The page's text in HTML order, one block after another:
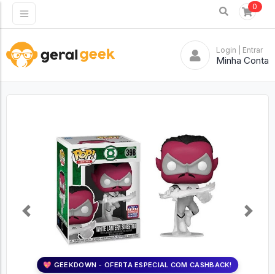
0
Login | Entrar
Minha Conta
💖 GEEKDOWN - OFERTA ESPECIAL COM CASHBACK!
Previous Next